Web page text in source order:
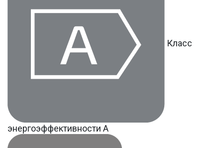
Класс
энергоэффективности A